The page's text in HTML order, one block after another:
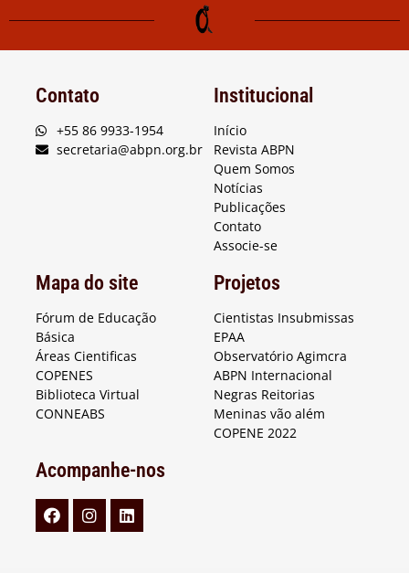
Contato
+55 86 9933-1954
secretaria@abpn.org.br
Institucional
Início
Revista ABPN
Quem Somos
Notícias
Publicações
Contato
Associe-se
Mapa do site
Fórum de Educação
Básica
Áreas Cientificas
COPENES
Biblioteca Virtual
CONNEABS
Projetos
Cientistas Insubmissas
EPAA
Observatório Agimcra
ABPN Internacional
Negras Reitorias
Meninas vão além
COPENE 2022
Acompanhe-nos